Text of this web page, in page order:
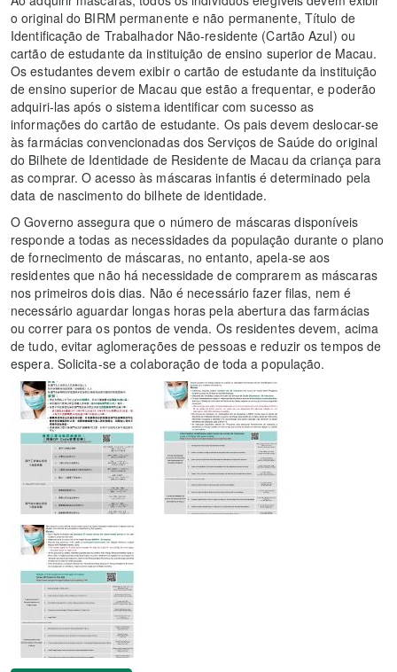
o original do BIRM permanente e não permanente, Título de
Identificação de Trabalhador Não-residente (Cartão Azul) ou
cartão de estudante da instituição de ensino superior de Macau.
Os estudantes devem exibir o cartão de estudante da instituição
de ensino superior de Macau que estão a frequentar, e poderão
adquiri-las após o sistema identificar com sucesso as
informações do cartão de estudante. Os pais devem deslocar-se
às farmácias convencionadas dos Serviços de Saúde do original
do Bilhete de Identidade de Residente de Macau da criança para
as comprar. O acesso às máscaras infantis é determinado pela
data de nascimento do bilhete de identidade.
O Governo assegura que o número de máscaras disponíveis
responde a todas as necessidades da população durante o plano
de fornecimento de máscaras, no entanto, apela-se aos
residentes que não há necessidade de comprarem as máscaras
nos primeiros dois dias. Não é necessário fazer filas, nem é
necessário aguardar longas horas pela abertura das farmácias
ou correr para os pontos de venda. Os residentes devem, acima
de tudo, evitar aglomerações de pessoas e reduzir os tempos de
espera. Solicita-se a colaboração de toda a população.